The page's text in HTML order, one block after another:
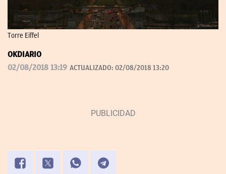
Torre Eiffel
OKDIARIO
02/08/2018 13:19 ACTUALIZADO: 02/08/2018 13:20